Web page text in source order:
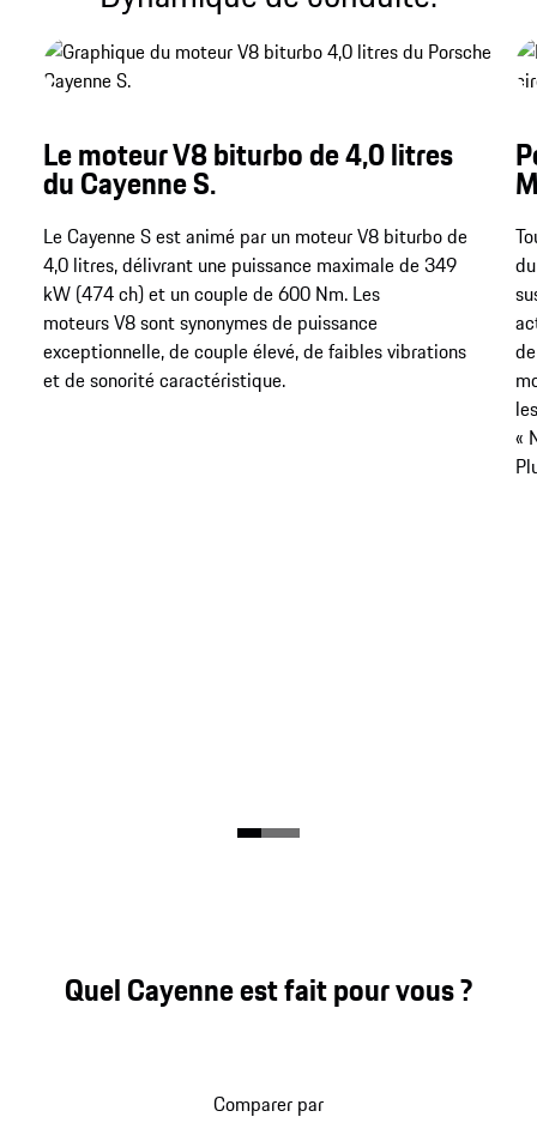
Le moteur V8 biturbo de 4,0 litres
du Cayenne S.
Le Cayenne S est animé par un moteur V8 biturbo de
4,0 litres, délivrant une puissance maximale de 349
kW (474 ch) et un couple de 600 Nm​​​​​​​. Les
moteurs V8 sont synonymes de puissance
exceptionnelle, de couple élevé, de faibles vibrations
et de sonorité caractéristique.
«
Quel Cayenne est fait pour vous ?
Comparer par